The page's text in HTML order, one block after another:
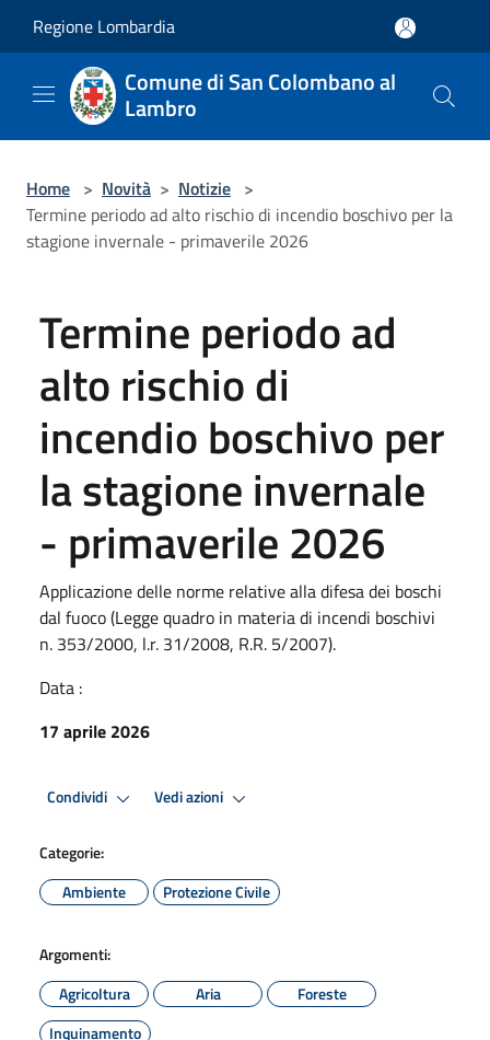
Regione Lombardia
Comune di San Colombano al
Lambro
Home > Novità > Notizie >
Termine periodo ad alto rischio di incendio boschivo per la
stagione invernale - primaverile 2026
Termine periodo ad
alto rischio di
incendio boschivo per
la stagione invernale
- primaverile 2026
Applicazione delle norme relative alla difesa dei boschi
dal fuoco (Legge quadro in materia di incendi boschivi
n. 353/2000, l.r. 31/2008, R.R. 5/2007).
Data :
17 aprile 2026
Condividi Vedi azioni
Categorie:
Ambiente
Protezione Civile
Argomenti:
Agricoltura
Aria
Foreste
Inquinamento